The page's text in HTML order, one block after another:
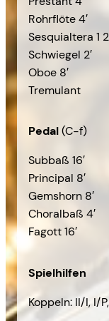
Rohrflöte 4′
Sesquialtera 1
Schwiegel 2′
Oboe 8′
Tremulant
Pedal(C-f)
Subbaß 16′
Principal 8′
Gemshorn 8′
Choralbaß 4′
Fagott 16′
Spielhilfen
Koppeln: II/I, I/